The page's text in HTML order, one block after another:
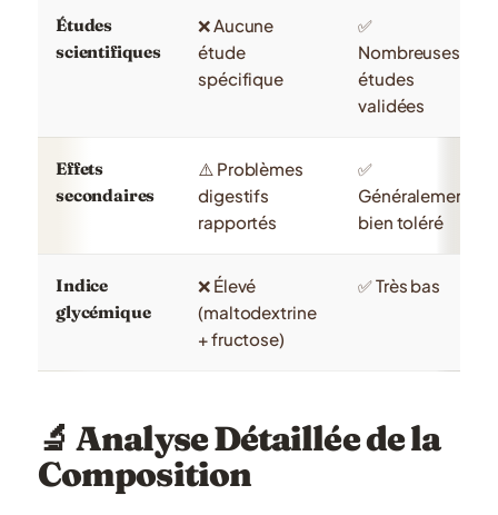
Études
scientifiques
❌ Aucune
étude
spécifique
✅
Nombreuses
études
validées
Effets
secondaires
⚠️ Problèmes
digestifs
rapportés
✅
Généralement
bien toléré
Indice
glycémique
❌ Élevé
(maltodextrine
+ fructose)
✅ Très bas
🔬 Analyse Détaillée de la
Composition